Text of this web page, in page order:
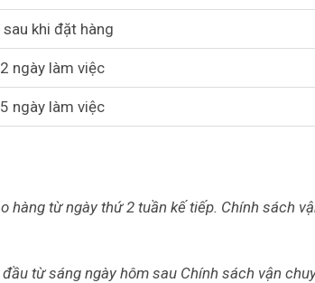
sau khi đặt hàng
ngày làm việc
ngày làm việc
hàng từ ngày thứ 2 tuần kế tiếp. Chính sách
từ sáng ngày hôm sau Chính sách vận